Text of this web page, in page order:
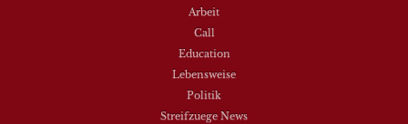
Arbeit
Call
Education
Lebensweise
Politik
Streifzuege News